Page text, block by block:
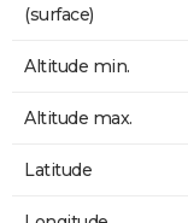
(surface)
Altitude min.
Altitude max.
Latitude